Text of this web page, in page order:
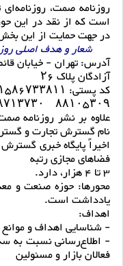
روزنامه صمت،
است که از نقد در این
در جهت حمایت از این
شعار و هدف اصلی
آدرس: تهران - خیابان
آزادگان پلاک ۲۶
کد پستی: ۱۵۸۶۷۳۳۸۱۱
۸۸۱۰۵۳۰۹ ۸۸۷۱۳۷۳۰
نام گسترش تجارت و
اخیراً پایگاه خبری
فضاهای مجازی رتبه
3 تا 4 هزار، دارد.
محورها: حوزه صنعت و
یادداشت است.
اهداف:
- شناسایی اهداف و
- اطلاع‌رسانی نسبت به
فعالان بازار و مسئولین